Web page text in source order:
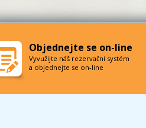
Objednejte se on-line
Vyvužijte náš rezervační systém
a objednejte se on-line